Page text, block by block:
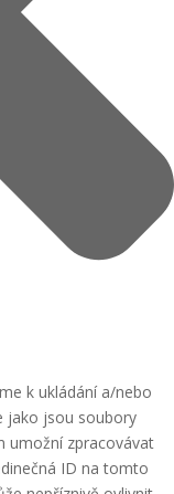
k ukládání a/nebo
jako jsou soubory
umožní zpracovávat
ID na tomto